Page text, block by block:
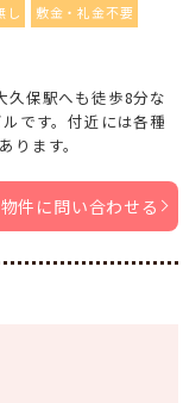
し
敷金・礼金不要
久保駅へも徒歩8分な
です。付近には各種
ります。
件に問い合わせる